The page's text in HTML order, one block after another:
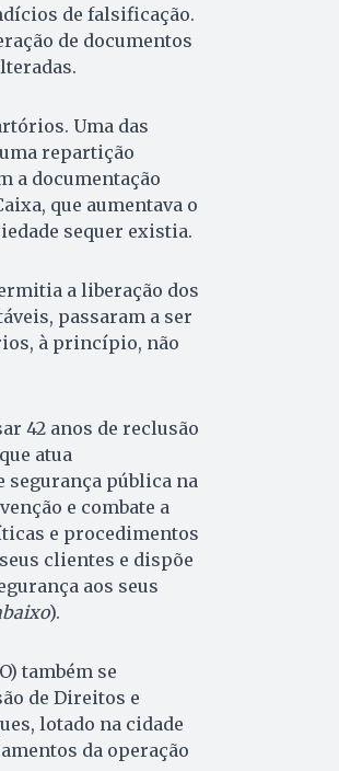
de falsificação.
de documentos
Uma das
repartição
a documentação
que aumentava o
sequer existia.
a liberação dos
passaram a ser
à princípio, não
42 anos de reclusão
atua
segurança pública na
e combate a
e procedimentos
clientes e dispõe
aos seus
).
também se
de Direitos e
lotado na cidade
da operação